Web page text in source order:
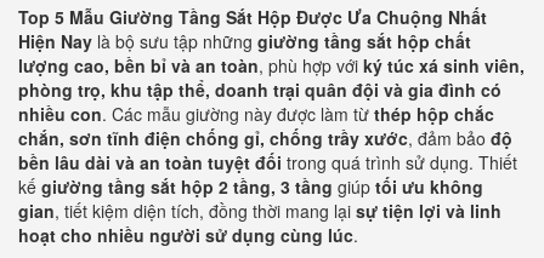
Top 5 Mẫu Giường Tầng Sắt Hộp Được Ưa Chuộng Nhất
Hiện Nay là bộ sưu tập những giường tầng sắt hộp chất
lượng cao, bền bỉ và an toàn, phù hợp với ký túc xá sinh viên,
phòng trọ, khu tập thể, doanh trại quân đội và gia đình có
nhiều con. Các mẫu giường này được làm từ thép hộp chắc
chắn, sơn tĩnh điện chống gỉ, chống trầy xước, đảm bảo độ
bền lâu dài và an toàn tuyệt đối trong quá trình sử dụng. Thiết
kế giường tầng sắt hộp 2 tầng, 3 tầng giúp tối ưu không
gian, tiết kiệm diện tích, đồng thời mang lại sự tiện lợi và linh
hoạt cho nhiều người sử dụng cùng lúc.